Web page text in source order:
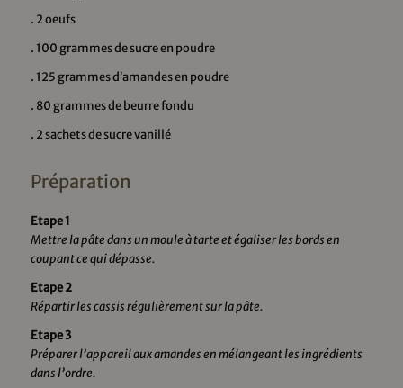
. 2 oeufs
. 100 grammes de sucre en poudre
. 125 grammes d’amandes en poudre
. 80 grammes de beurre fondu
. 2 sachets de sucre vanillé
Préparation
Etape 1
Mettre la pâte dans un moule à tarte et égaliser les bords en
coupant ce qui dépasse.
Etape 2
Répartir les cassis régulièrement sur la pâte.
Etape 3
Préparer l’appareil aux amandes en mélangeant les ingrédients
dans l’ordre.